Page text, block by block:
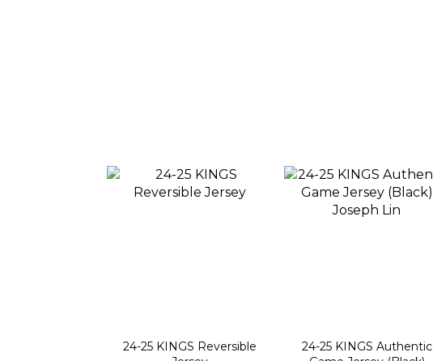
24-25 KINGS Reversible
24-25 KINGS Authentic